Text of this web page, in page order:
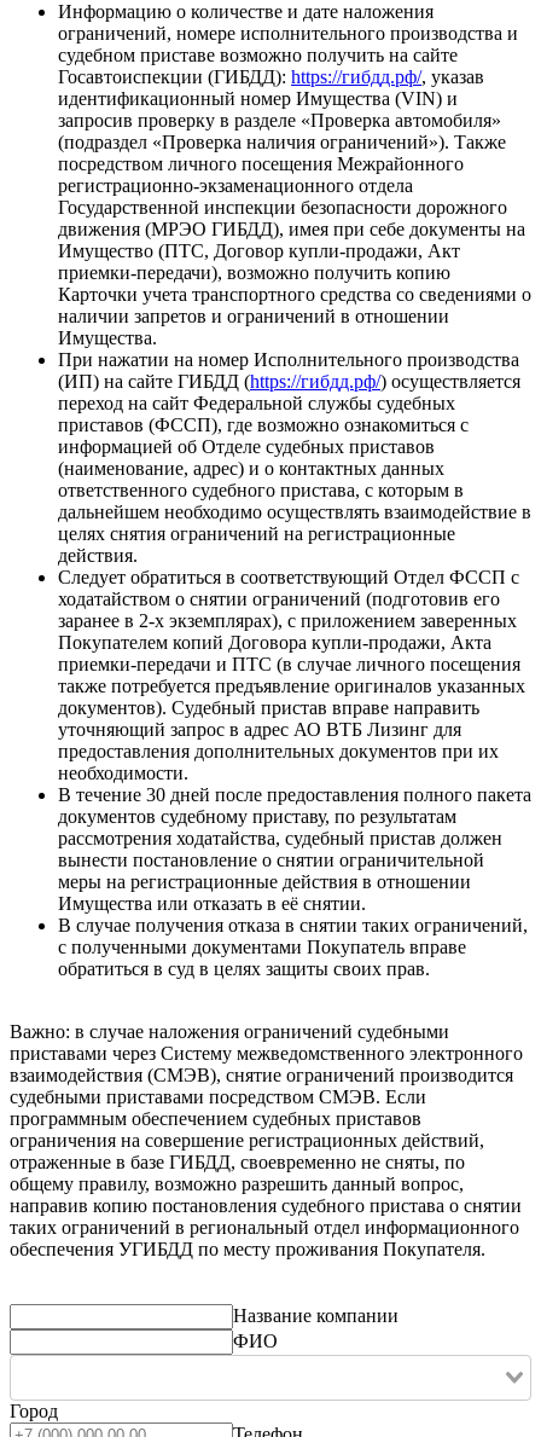
Информацию о количестве и дате наложения
ограничений, номере исполнительного производства и
судебном приставе возможно получить на сайте
Госавтоиспекции (ГИБДД): https://гибдд.рф/, указав
идентификационный номер Имущества (VIN) и
запросив проверку в разделе «Проверка автомобиля»
(подраздел «Проверка наличия ограничений»). Также
посредством личного посещения Межрайонного
регистрационно-экзаменационного отдела
Государственной инспекции безопасности дорожного
движения (МРЭО ГИБДД), имея при себе документы на
Имущество (ПТС, Договор купли-продажи, Акт
приемки-передачи), возможно получить копию
Карточки учета транспортного средства со сведениями о
наличии запретов и ограничений в отношении
Имущества.
При нажатии на номер Исполнительного производства
(ИП) на сайте ГИБДД (https://гибдд.рф/) осуществляется
переход на сайт Федеральной службы судебных
приставов (ФССП), где возможно ознакомиться с
информацией об Отделе судебных приставов
(наименование, адрес) и о контактных данных
ответственного судебного пристава, с которым в
дальнейшем необходимо осуществлять взаимодействие в
целях снятия ограничений на регистрационные
действия.
Следует обратиться в соответствующий Отдел ФССП с
ходатайством о снятии ограничений (подготовив его
заранее в 2-х экземплярах), с приложением заверенных
Покупателем копий Договора купли-продажи, Акта
приемки-передачи и ПТС (в случае личного посещения
также потребуется предъявление оригиналов указанных
документов). Судебный пристав вправе направить
уточняющий запрос в адрес АО ВТБ Лизинг для
предоставления дополнительных документов при их
необходимости.
В течение 30 дней после предоставления полного пакета
документов судебному приставу, по результатам
рассмотрения ходатайства, судебный пристав должен
вынести постановление о снятии ограничительной
меры на регистрационные действия в отношении
Имущества или отказать в её снятии.
В случае получения отказа в снятии таких ограничений,
с полученными документами Покупатель вправе
обратиться в суд в целях защиты своих прав.
Важно: в случае наложения ограничений судебными
приставами через Систему межведомственного электронного
взаимодействия (СМЭВ), снятие ограничений производится
судебными приставами посредством СМЭВ. Если
программным обеспечением судебных приставов
ограничения на совершение регистрационных действий,
отраженные в базе ГИБДД, своевременно не сняты, по
общему правилу, возможно разрешить данный вопрос,
направив копию постановления судебного пристава о снятии
таких ограничений в региональный отдел информационного
обеспечения УГИБДД по месту проживания Покупателя.
Название компании
ФИО
Город